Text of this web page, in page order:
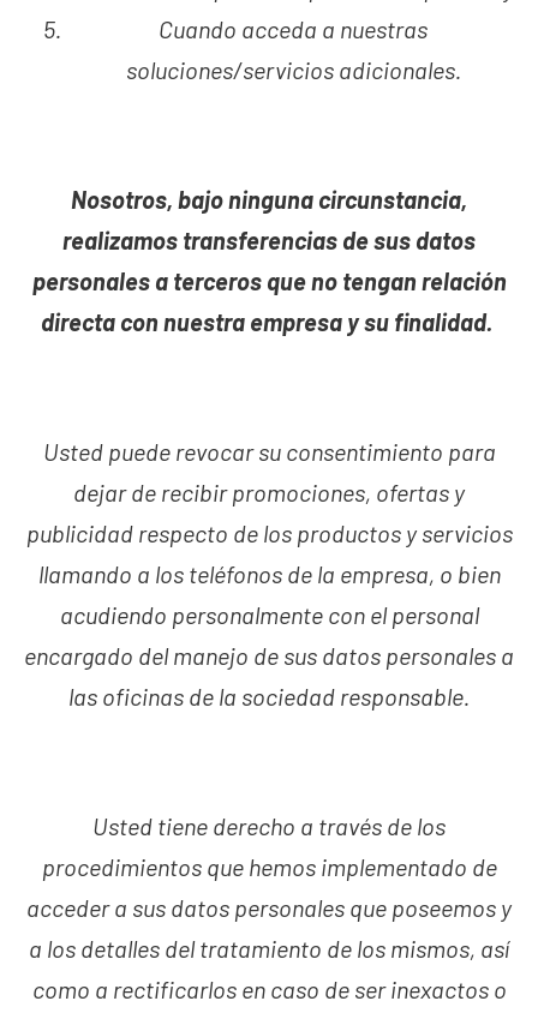
Cuando acceda a nuestras
soluciones/servicios adicionales.
Nosotros, bajo ninguna circunstancia,
realizamos transferencias de sus datos
personales a terceros que no tengan relación
directa con nuestra empresa y su finalidad.
Usted puede revocar su consentimiento para
dejar de recibir promociones, ofertas y
publicidad respecto de los productos y servicios
llamando a los teléfonos de la empresa, o bien
acudiendo personalmente con el personal
encargado del manejo de sus datos personales a
las oficinas de la sociedad responsable.
Usted tiene derecho a través de los
procedimientos que hemos implementado de
acceder a sus datos personales que poseemos y
a los detalles del tratamiento de los mismos, así
como a rectificarlos en caso de ser inexactos o